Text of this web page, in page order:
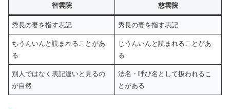
智雲院 慈雲院
秀長の妻を指す表記 秀長の妻を指す表記
ちうんいんと読まれることがあ
る
じうんいんと読まれることがあ
る
別人ではなく表記違いと見るの
が自然
法名・呼び名として扱われるこ
とがある